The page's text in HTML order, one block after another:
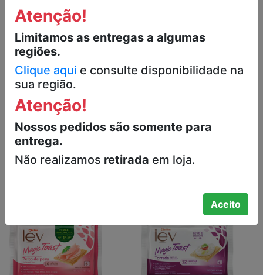
TORRADA LEV
MAGIC TOAST
CACAU CEREAIS
R$8,99
TORRADA LEV
MAGIC TOAST
R$8,99
Atenção!
Limitamos as entregas a algumas
regiões.
Clique aqui e consulte disponibilidade na
sua região.
Atenção!
Nossos pedidos são somente para
entrega.
Não realizamos retirada em loja.
Aceito